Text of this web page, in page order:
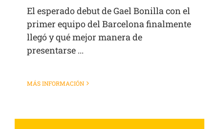
El esperado debut de Gael Bonilla con el
primer equipo del Barcelona finalmente
llegó y qué mejor manera de
presentarse ...
MÁS INFORMACIÓN